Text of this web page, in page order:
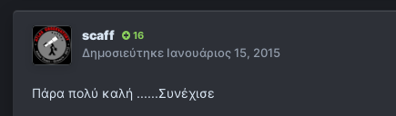
scaff 16
Δημοσιεύτηκε Ιανουάριος 15, 2015
Πάρα πολύ καλή ......Συνέχισε